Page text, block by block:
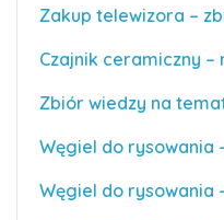
Zakup telewizora –
Czajnik ceramiczny
Zbiór wiedzy na
Węgiel do rysowania
Węgiel do rysowania